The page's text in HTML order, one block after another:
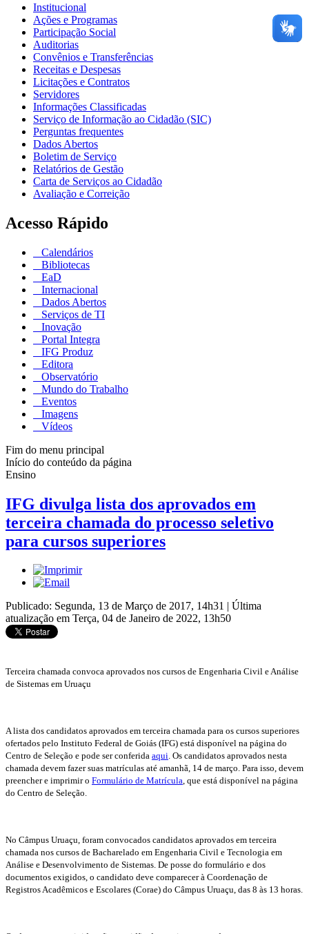
Institucional
Ações e Programas
Participação Social
Auditorias
Convênios e Transferências
Receitas e Despesas
Licitações e Contratos
Servidores
Informações Classificadas
Serviço de Informação ao Cidadão (SIC)
Perguntas frequentes
Dados Abertos
Boletim de Serviço
Relatórios de Gestão
Carta de Serviços ao Cidadão
Avaliação e Correição
Acesso Rápido
Calendários
Bibliotecas
EaD
Internacional
Dados Abertos
Serviços de TI
Inovação
Portal Integra
IFG Produz
Editora
Observatório
Mundo do Trabalho
Eventos
Imagens
Vídeos
Fim do menu principal
Início do conteúdo da página
Ensino
IFG divulga lista dos aprovados em
terceira chamada do processo seletivo
para cursos superiores
Publicado: Segunda, 13 de Março de 2017, 14h31 | Última
atualização em Terça, 04 de Janeiro de 2022, 13h50
Terceira chamada convoca aprovados nos cursos de Engenharia Civil e Análise
de Sistemas em Uruaçu
A lista dos candidatos aprovados em terceira chamada para os cursos superiores
ofertados pelo Instituto Federal de Goiás (IFG) está disponível na página do
Centro de Seleção e pode ser conferida aqui. Os candidatos aprovados nesta
chamada devem fazer suas matrículas até amanhã, 14 de março. Para isso, devem
preencher e imprimir o Formulário de Matrícula, que está disponível na página
do Centro de Seleção.
No Câmpus Uruaçu, foram convocados candidatos aprovados em terceira
chamada nos cursos de Bacharelado em Engenharia Civil e Tecnologia em
Análise e Desenvolvimento de Sistemas. De posse do formulário e dos
documentos exigidos, o candidato deve comparecer à Coordenação de
Registros Acadêmicos e Escolares (Corae) do Câmpus Uruaçu, das 8 às 13 horas.